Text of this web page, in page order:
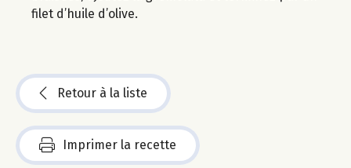
filet d’huile d’olive.
Retour à la liste
Imprimer la recette